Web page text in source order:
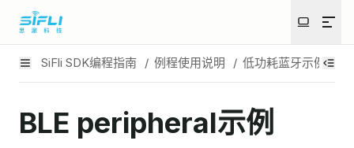
SiFli SDK编程指南 / 例程使用说明 / 低功耗蓝牙示例 /
BLE peripheral示例